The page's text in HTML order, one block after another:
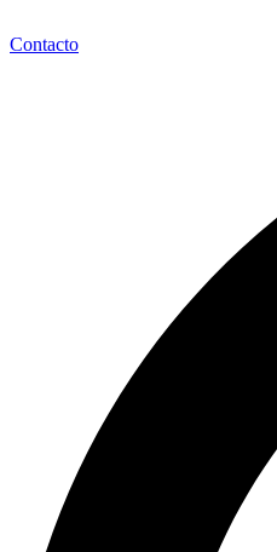
Contacto